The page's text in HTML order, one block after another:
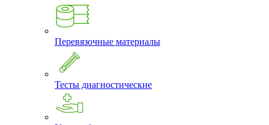
Перевязочные материалы
Тесты диагностические